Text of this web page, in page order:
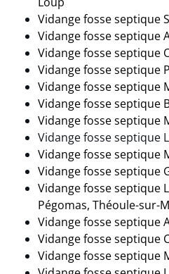
Vidange fosse septique
Vidange fosse septique
Vidange fosse septique
Vidange fosse septique
Vidange fosse septique
Vidange fosse septique
Vidange fosse septique
Vidange fosse septique
Vidange fosse septique
Vidange fosse septique
Vidange fosse septique
Pégomas, Théoule-sur-
Vidange fosse septique
Vidange fosse septique
Vidange fosse septique